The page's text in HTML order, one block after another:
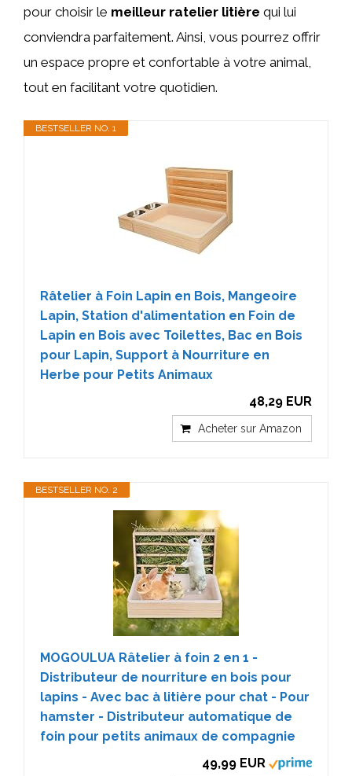
pour choisir le meilleur ratelier litière qui lui
conviendra parfaitement. Ainsi, vous pourrez offrir
un espace propre et confortable à votre animal,
tout en facilitant votre quotidien.
BESTSELLER NO. 1
Râtelier à Foin Lapin en Bois, Mangeoire
Lapin, Station d'alimentation en Foin de
Lapin en Bois avec Toilettes, Bac en Bois
pour Lapin, Support à Nourriture en
Herbe pour Petits Animaux
48,29 EUR
Acheter sur Amazon
BESTSELLER NO. 2
MOGOULUA Râtelier à foin 2 en 1 -
Distributeur de nourriture en bois pour
lapins - Avec bac à litière pour chat - Pour
hamster - Distributeur automatique de
foin pour petits animaux de compagnie
49,99 EUR